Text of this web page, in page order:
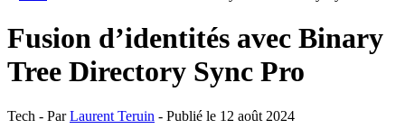
Fusion d’identités avec Binary
Tree Directory Sync Pro
Tech - ParLaurent Teruin - Publié le 12 août 2024